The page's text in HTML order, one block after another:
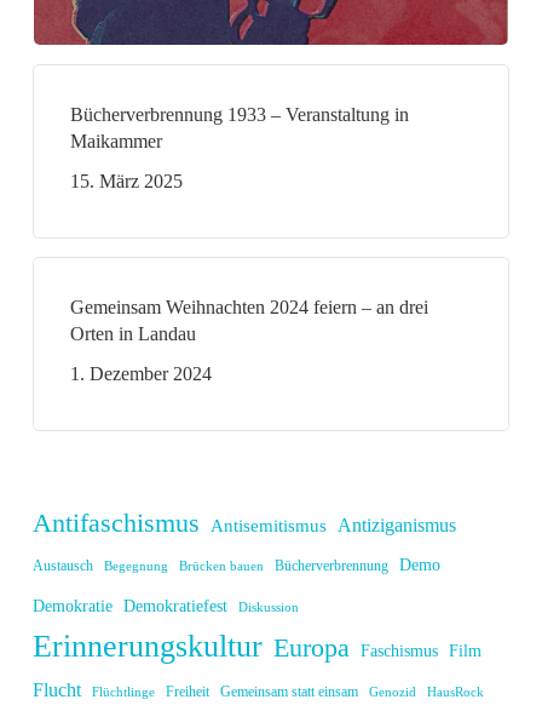
Bücherverbrennung 1933 – Veranstaltung in
Maikammer
15. März 2025
Gemeinsam Weihnachten 2024 feiern – an drei
Orten in Landau
1. Dezember 2024
Antifaschismus Antisemitismus Antiziganismus
Austausch Begegnung Brücken bauen Bücherverbrennung Demo
Demokratie Demokratiefest Diskussion
Erinnerungskultur Europa Faschismus Film
Flucht Flüchtlinge Freiheit Gemeinsam statt einsam Genozid HausRock